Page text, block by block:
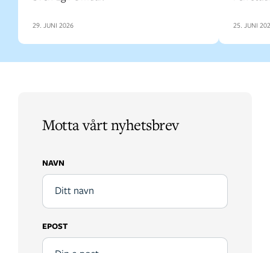
29. JUNI 2026 25. JUNI
Motta vårt nyhetsbrev
NAVN
EPOST